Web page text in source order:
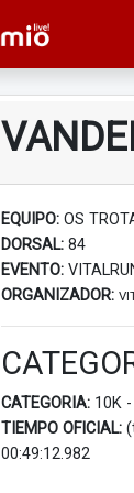
EQUIPO: OS
DORSAL: 84
EVENTO:
ORGANIZADOR:
CATEGORIA: 10K
TIEMPO OFICIAL:
00:49:12.982